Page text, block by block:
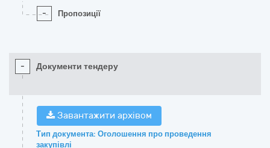
- Пропозиції
- Документи тендеру
Завантажити архівом
Тип документа: Оголошення про проведення
закупівлі